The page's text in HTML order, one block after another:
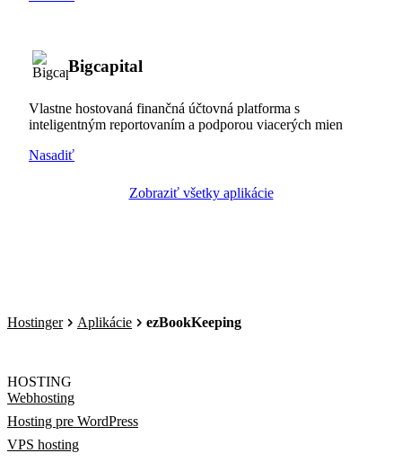
Bigcapital
Vlastne hostovaná finančná účtovná platforma s
inteligentným reportovaním a podporou viacerých mien
Nasadiť
Zobraziť všetky aplikácie
Hostinger Aplikácie ezBookKeeping
HOSTING
Webhosting
Hosting pre WordPress
VPS hosting